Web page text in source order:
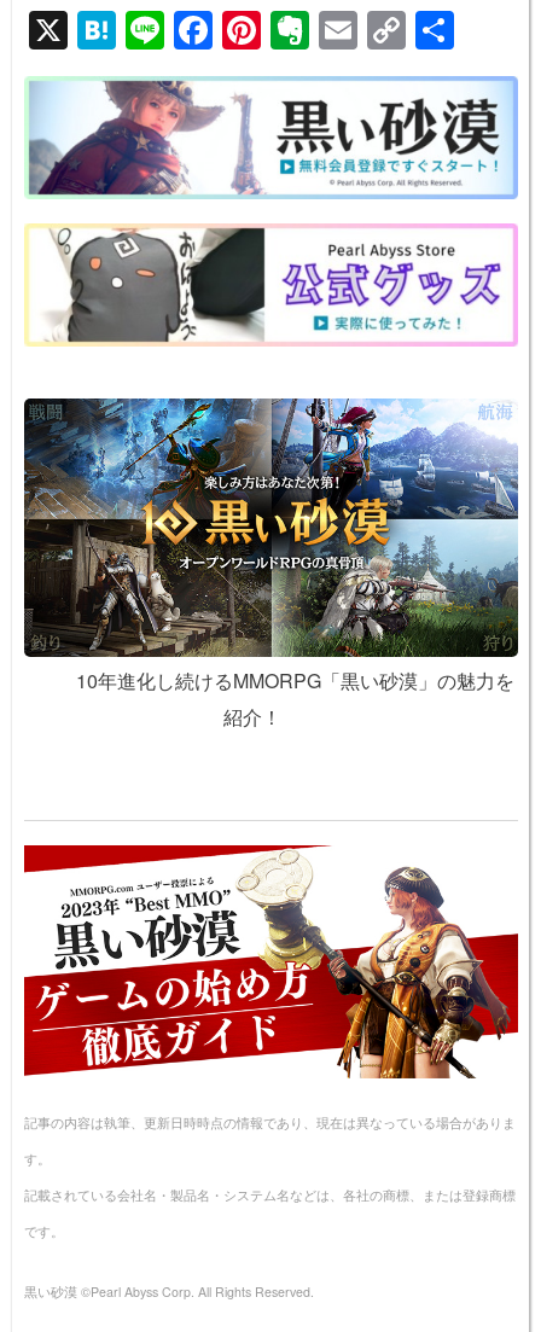
X H
at
e
n
a
Li
n
e
F
a
c
b
o
o
k
Pi
nt
er
e
st
E
v
er
n
ot
e
E
m
ail
C
o
p
y
Li
n
k
有
10年進化し続けるMMORPG「黒い砂漠」の魅力を
紹介！
記事の内容は執筆、更新日時時点の情報であり、現在は異なっている場合がありま
す。
記載されている会社名・製品名・システム名などは、各社の商標、または登録商標
です。
黒い砂漠 ©Pearl Abyss Corp. All Rights Reserved.